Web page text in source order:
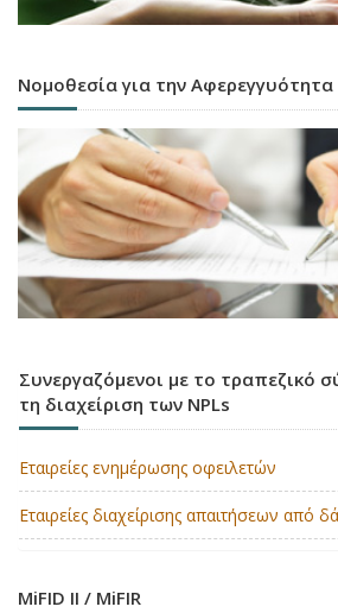
Νομοθεσία για την Αφερεγγυότητα
Συνεργαζόμενοι με το τραπεζικό
τη διαχείριση των NPLs
Εταιρείες ενημέρωσης οφειλετών
Εταιρείες διαχείρισης απαιτήσεων από
MiFID II / MiFIR